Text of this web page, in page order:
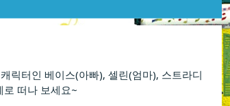
릭터인 베이스(아빠), 셀린(엄마), 스트라디
로 떠나 보세요~